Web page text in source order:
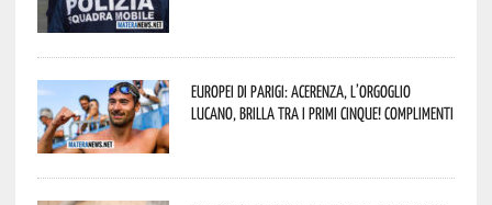
Europei di Parigi: Acerenza, l’orgoglio
lucano, brilla tra i primi cinque! Complimenti